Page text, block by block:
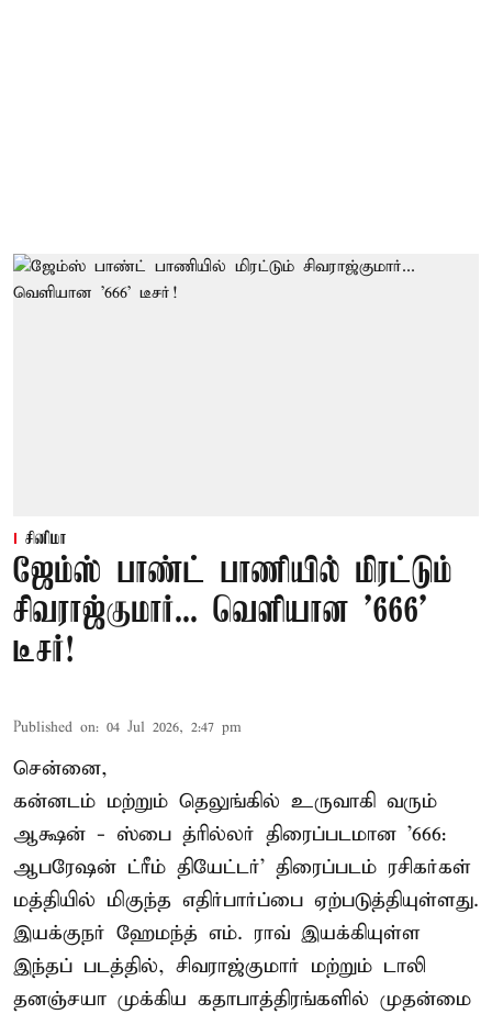
சினிமா
ஜேம்ஸ் பாண்ட் பாணியில் மிரட்டும்
சிவராஜ்குமார்... வெளியான '666'
டீசர்!
Published on: 04 Jul 2026, 2:47 pm
சென்னை,
கன்னடம் மற்றும் தெலுங்கில் உருவாகி வரும்
ஆக்ஷன் - ஸ்பை த்ரில்லர் திரைப்படமான '666:
ஆபரேஷன் ட்ரீம் தியேட்டர்' திரைப்படம் ரசிகர்கள்
மத்தியில் மிகுந்த எதிர்பார்ப்பை ஏற்படுத்தியுள்ளது.
இயக்குநர் ஹேமந்த் எம். ராவ் இயக்கியுள்ள
இந்தப் படத்தில், சிவராஜ்குமார் மற்றும் டாலி
தனஞ்சயா முக்கிய கதாபாத்திரங்களில் முதன்மை